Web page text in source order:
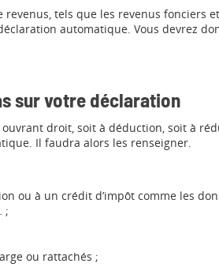
revenus, tels que les revenus fonciers
automatique. Vous devrez
sur votre déclaration
droit, soit à déduction, soit à
Il faudra alors les renseigner.
ou à un crédit d’impôt comme les
;
ou rattachés ;